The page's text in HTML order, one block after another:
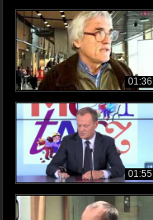
01:36
01:55